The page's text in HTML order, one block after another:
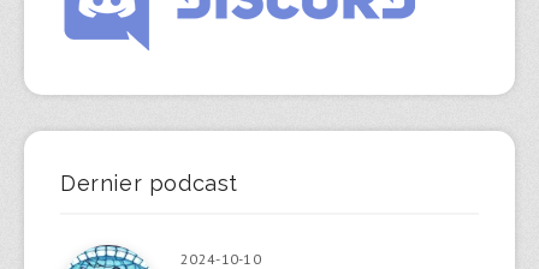
Dernier podcast
2024-10-10